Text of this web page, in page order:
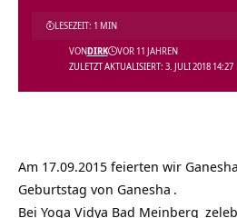
ZULETZT AKTUALISIERT: 3. JULI 2018 14:27
VONDIRK VOR 11 JAHREN
LESEZEIT: 1 MIN
Am 17.09.2015 feierten wir
Geburtstag von Ganesha .
Bei Yoga Vidya Bad Meinberg